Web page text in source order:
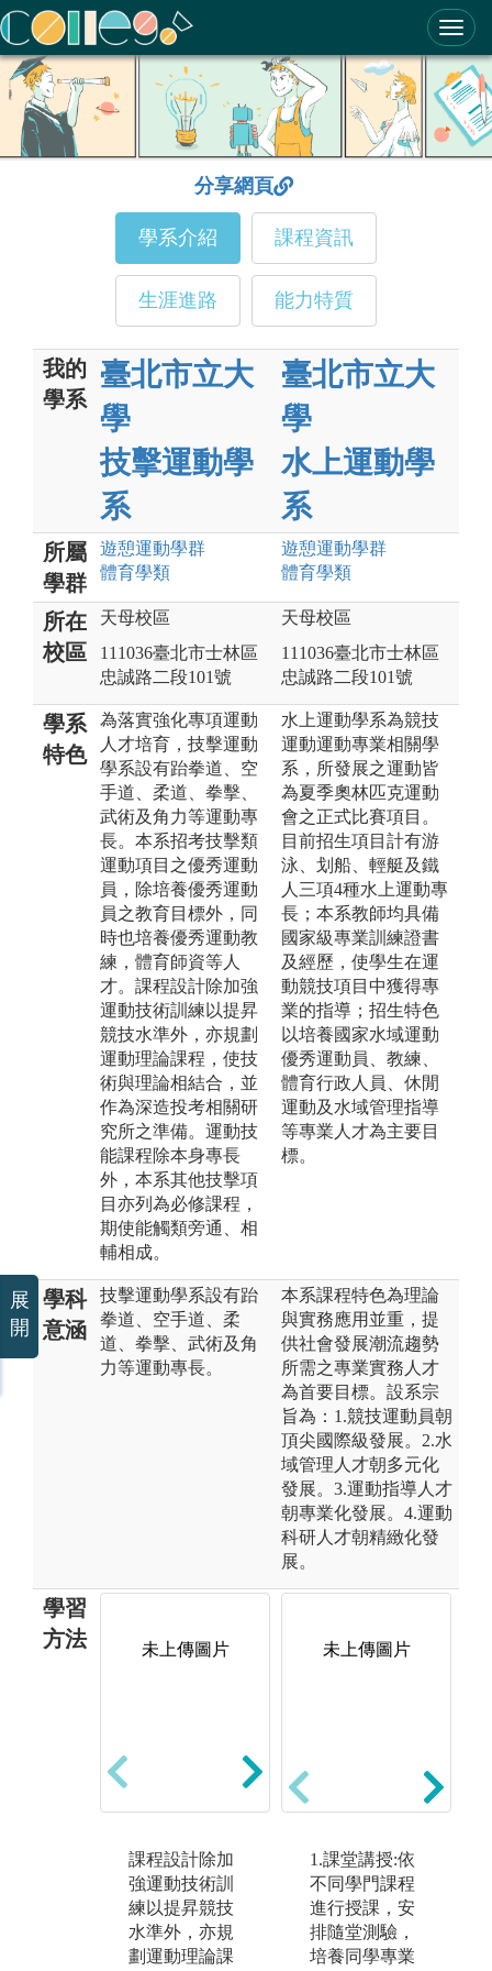
ColleGo! 大學選才與高中育才輔助系統
分享網頁
學系介紹 課程資訊
生涯進路 能力特質
我的
學系
臺北市立大
學
技擊運動學
系
臺北市立大
學
水上運動學
系
所屬
學群
遊憩運動學群
體育學類
遊憩運動學群
體育學類
所在
校區
天母校區
111036臺北市士林區
忠誠路二段101號
天母校區
111036臺北市士林區
忠誠路二段101號
學系
特色
為落實強化專項運動
人才培育，技擊運動
學系設有跆拳道、空
手道、柔道、拳擊、
武術及角力等運動專
長。本系招考技擊類
運動項目之優秀運動
員，除培養優秀運動
員之教育目標外，同
時也培養優秀運動教
練，體育師資等人
才。課程設計除加強
運動技術訓練以提昇
競技水準外，亦規劃
運動理論課程，使技
術與理論相結合，並
作為深造投考相關研
究所之準備。運動技
能課程除本身專長
外，本系其他技擊項
目亦列為必修課程，
期使能觸類旁通、相
輔相成。
水上運動學系為競技
運動運動專業相關學
系，所發展之運動皆
為夏季奧林匹克運動
會之正式比賽項目。
目前招生項目計有游
泳、划船、輕艇及鐵
人三項4種水上運動專
長；本系教師均具備
國家級專業訓練證書
及經歷，使學生在運
動競技項目中獲得專
業的指導；招生特色
以培養國家水域運動
優秀運動員、教練、
體育行政人員、休閒
運動及水域管理指導
等專業人才為主要目
標。
學科
意涵
技擊運動學系設有跆
拳道、空手道、柔
道、拳擊、武術及角
力等運動專長。
本系課程特色為理論
與實務應用並重，提
供社會發展潮流趨勢
所需之專業實務人才
為首要目標。設系宗
旨為：1.競技運動員朝
頂尖國際級發展。2.水
域管理人才朝多元化
發展。3.運動指導人才
朝專業化發展。4.運動
科研人才朝精緻化發
展。
學習
方法
未上傳圖片
課程設計除加
強運動技術訓
練以提昇競技
水準外，亦規
劃運動理論課
未上傳圖片
運動技能課程
除本身專長
外，本系其他
技擊項目亦列
為必修課程，
未上傳圖片
1.課堂講授:依
不同學門課程
進行授課，安
排隨堂測驗，
培養同學專業
展
開